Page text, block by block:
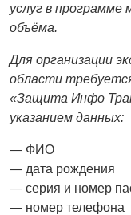
услуг в программе
объёма.
Для организации
области
«Защита Инфо
указанием данных:
— ФИО
— дата рождения
— серия и номер
— номер телефона